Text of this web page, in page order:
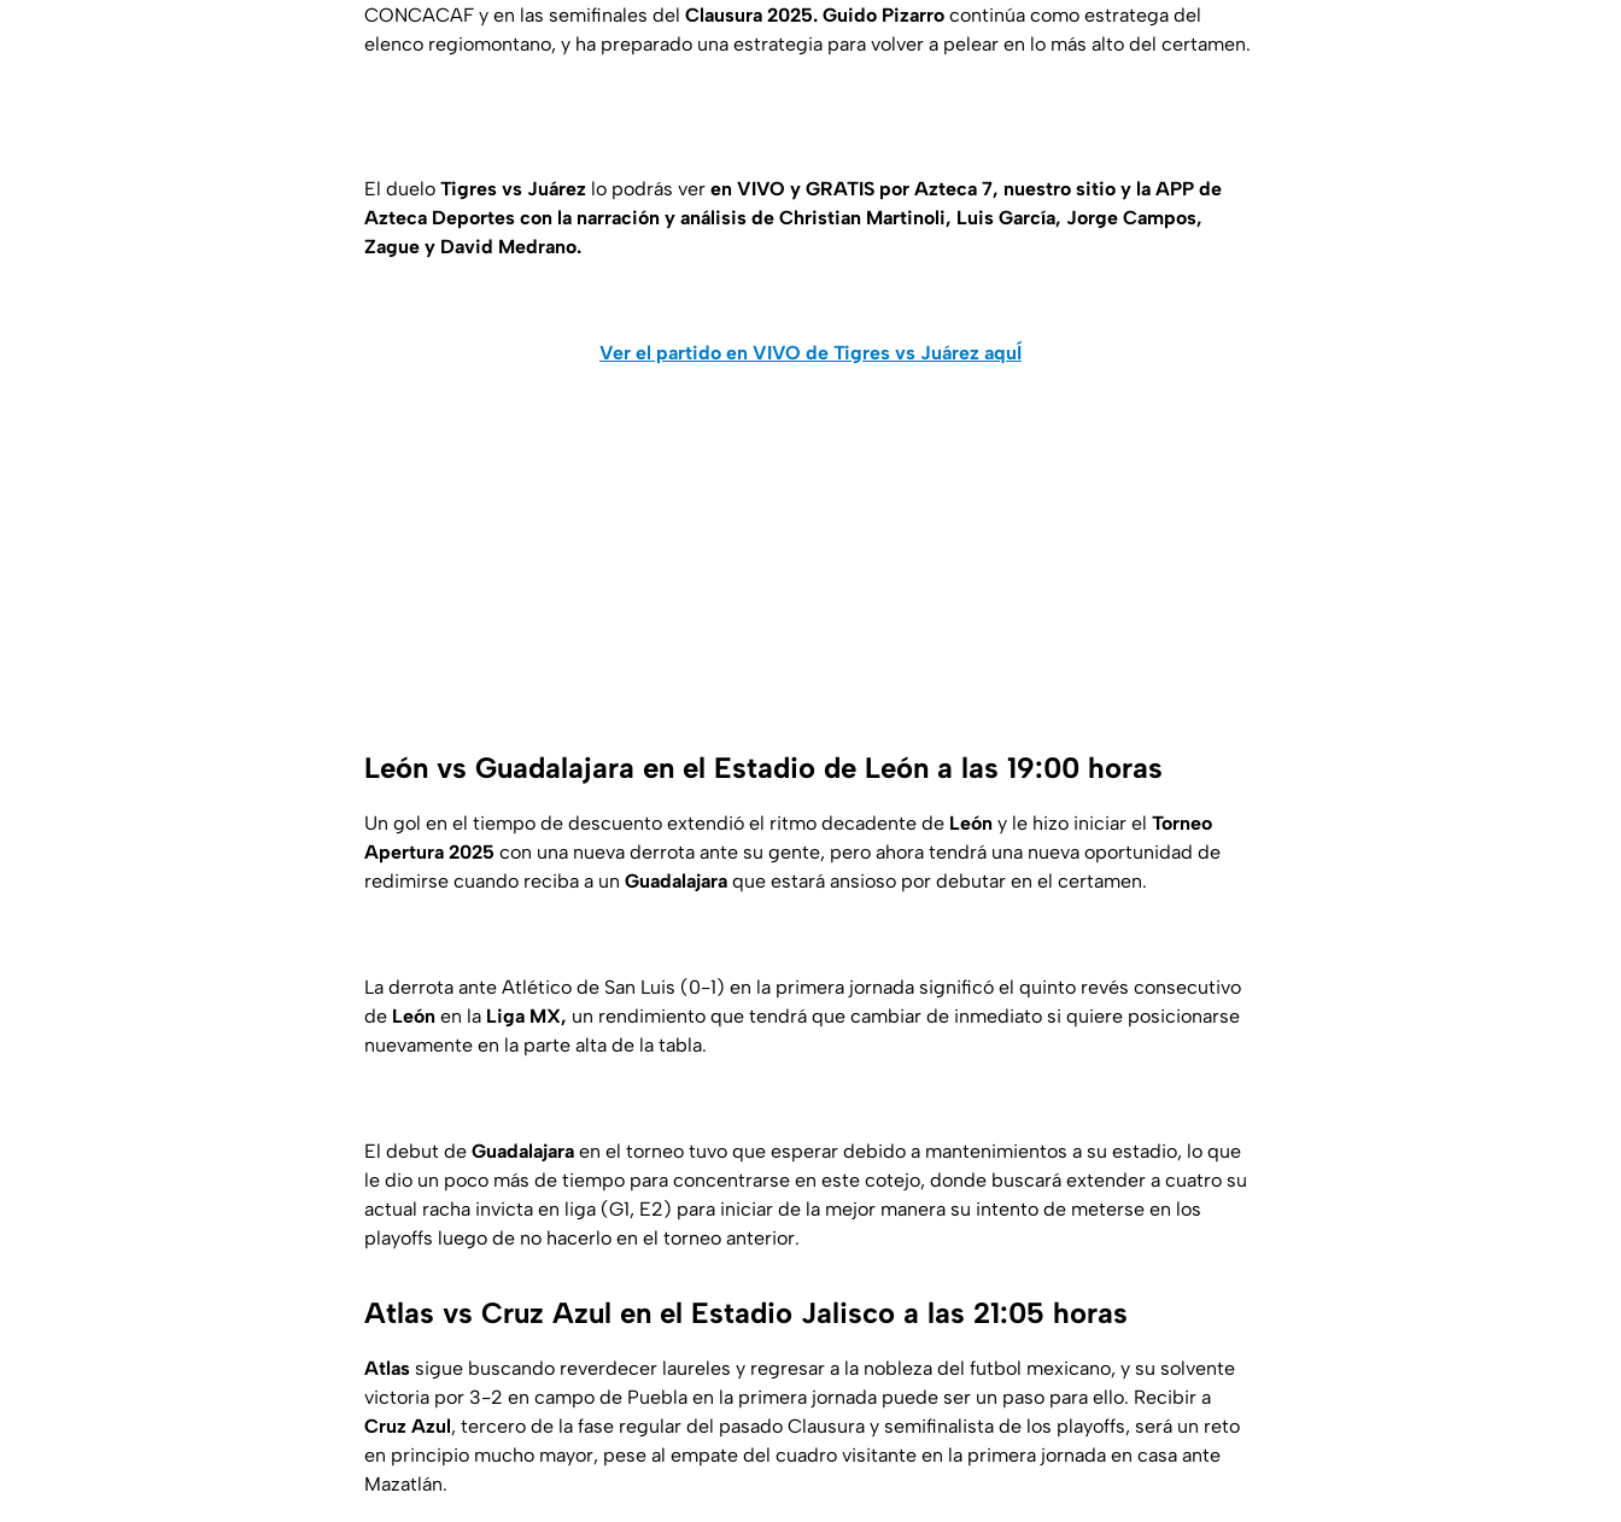
CONCACAF y en las semifinales del Clausura 2025. Guido Pizarro continúa como estratega del
elenco regiomontano, y ha preparado una estrategia para volver a pelear en lo más alto del certamen.
El duelo Tigres vs Juárez lo podrás ver en VIVO y GRATIS por Azteca 7, nuestro sitio y la APP de
Azteca Deportes con la narración y análisis de Christian Martinoli, Luis García, Jorge Campos,
Zague y David Medrano.
Ver el partido en VIVO de Tigres vs Juárez aquÍ
León vs Guadalajara en el Estadio de León a las 19:00 horas
Un gol en el tiempo de descuento extendió el ritmo decadente de León y le hizo iniciar el Torneo
Apertura 2025 con una nueva derrota ante su gente, pero ahora tendrá una nueva oportunidad de
redimirse cuando reciba a un Guadalajara que estará ansioso por debutar en el certamen.
La derrota ante Atlético de San Luis (0-1) en la primera jornada significó el quinto revés consecutivo
de León en la Liga MX, un rendimiento que tendrá que cambiar de inmediato si quiere posicionarse
nuevamente en la parte alta de la tabla.
El debut de Guadalajara en el torneo tuvo que esperar debido a mantenimientos a su estadio, lo que
le dio un poco más de tiempo para concentrarse en este cotejo, donde buscará extender a cuatro su
actual racha invicta en liga (G1, E2) para iniciar de la mejor manera su intento de meterse en los
playoffs luego de no hacerlo en el torneo anterior.
Atlas vs Cruz Azul en el Estadio Jalisco a las 21:05 horas
Atlas sigue buscando reverdecer laureles y regresar a la nobleza del futbol mexicano, y su solvente
victoria por 3-2 en campo de Puebla en la primera jornada puede ser un paso para ello. Recibir a
Cruz Azul, tercero de la fase regular del pasado Clausura y semifinalista de los playoffs, será un reto
en principio mucho mayor, pese al empate del cuadro visitante en la primera jornada en casa ante
Mazatlán.